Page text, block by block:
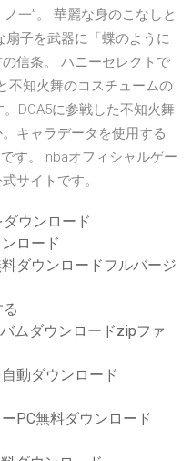
一”。 華麗な身のこなしと
子を武器に「蝶のように
信条。 ハニーセレクトで
不知火舞のコスチュームの
DOA5に参戦した不知火舞
キャラデータを使用する
す。 nbaオフィシャルゲー
サイトです。
ウンロード
ロード
ダウンロードフルバージ
ムダウンロードzipファ
動ダウンロード
PC無料ダウンロード